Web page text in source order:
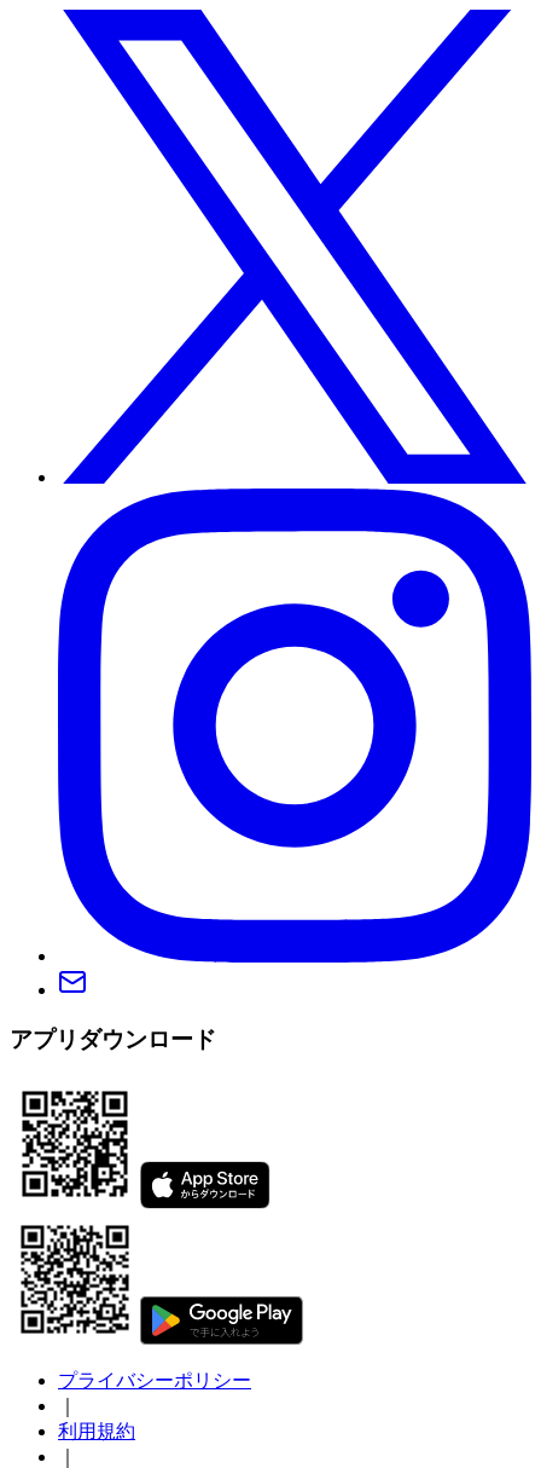
アプリダウンロード
プライバシーポリシー
利用規約